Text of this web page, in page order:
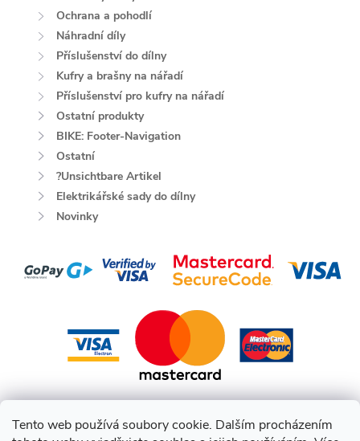
Tento web používá soubory cookie. Dalším procházením
Ochrana a pohodlí
Náhradní díly
Příslušenství do dílny
Kufry a brašny na nářadí
Příslušenství pro kufry na nářadí
Ostatní produkty
BIKE: Footer-Navigation
Ostatní
?Unsichtbare Artikel
Elektrikářské sady do dílny
Novinky